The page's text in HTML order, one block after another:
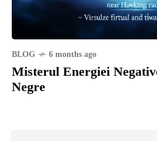
BLOG 6 months ago
Misterul Energiei
Negre